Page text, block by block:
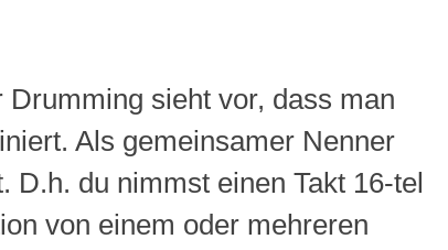
sieht vor, dass man
Als gemeinsamer Nenner
du nimmst einen Takt 16-tel
von einem oder mehreren